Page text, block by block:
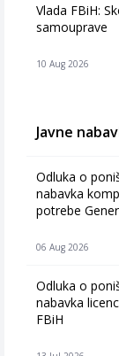
Vlada FBiH:
samouprave
10 Aug 2026
Javne
Odluka o
nabavka
potrebe
06 Aug 2026
Odluka o
nabavka
FBiH